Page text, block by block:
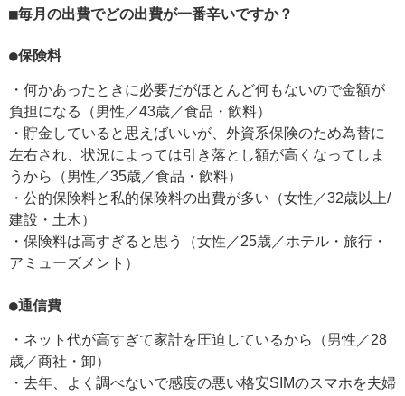
■毎月の出費でどの出費が一番辛いですか？
●保険料
・何かあったときに必要だがほとんど何もないので金額が
負担になる（男性／43歳／食品・飲料）
・貯金していると思えばいいが、外資系保険のため為替に
左右され、状況によっては引き落とし額が高くなってしま
うから（男性／35歳／食品・飲料）
・公的保険料と私的保険料の出費が多い（女性／32歳以上/
建設・土木）
・保険料は高すぎると思う（女性／25歳／ホテル・旅行・
アミューズメント）
●通信費
・ネット代が高すぎて家計を圧迫しているから（男性／28
歳／商社・卸）
・去年、よく調べないで感度の悪い格安SIMのスマホを夫婦